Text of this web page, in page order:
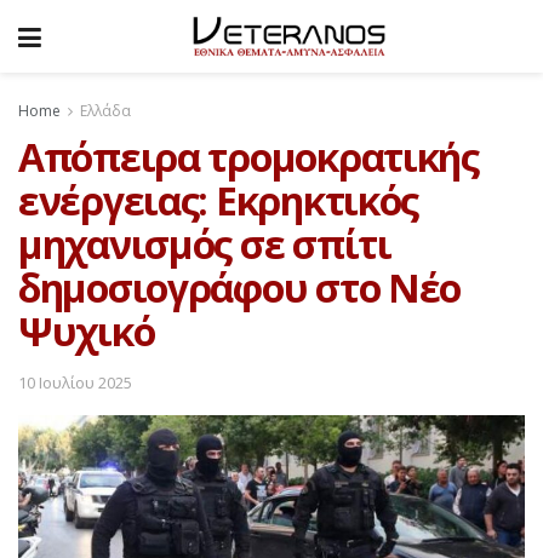
Home Ελλάδα
Απόπειρα τρομοκρατικής
ενέργειας: Εκρηκτικός
μηχανισμός σε σπίτι
δημοσιογράφου στο Νέο
Ψυχικό
10 Ιουλίου 2025